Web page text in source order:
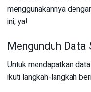
menggunakannya
ini, ya!
Mengunduh Data
Untuk mendapatkan
ikuti langkah-langkah